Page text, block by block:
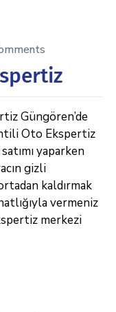
Güngören’de
Oto Ekspertiz
yaparken
gizli
kaldırmak
vermeniz
merkezi